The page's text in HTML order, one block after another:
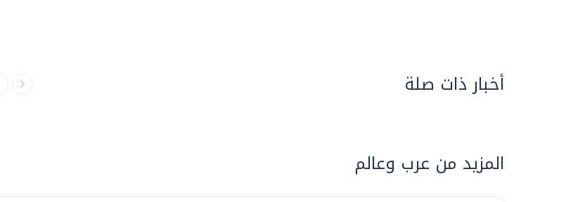
أخبار ذات صلة
المزيد من عرب وعالم